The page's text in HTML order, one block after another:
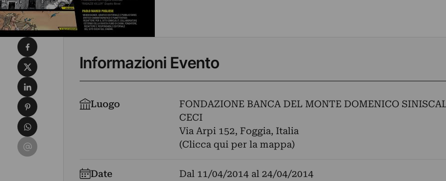
Informazioni Evento
Luogo
FONDAZIONE BANCA DEL MONTE DOMENICO
CECI
Via Arpi 152, Foggia, Italia
(Clicca qui per la mappa)
Date Dal 11/04/2014al 24/04/2014
Condividi su Facebook
Condividi su X
Condividi su LinkedIn
Condividi su Pinterest
Condividi su WhatsApp
Condividi su Email